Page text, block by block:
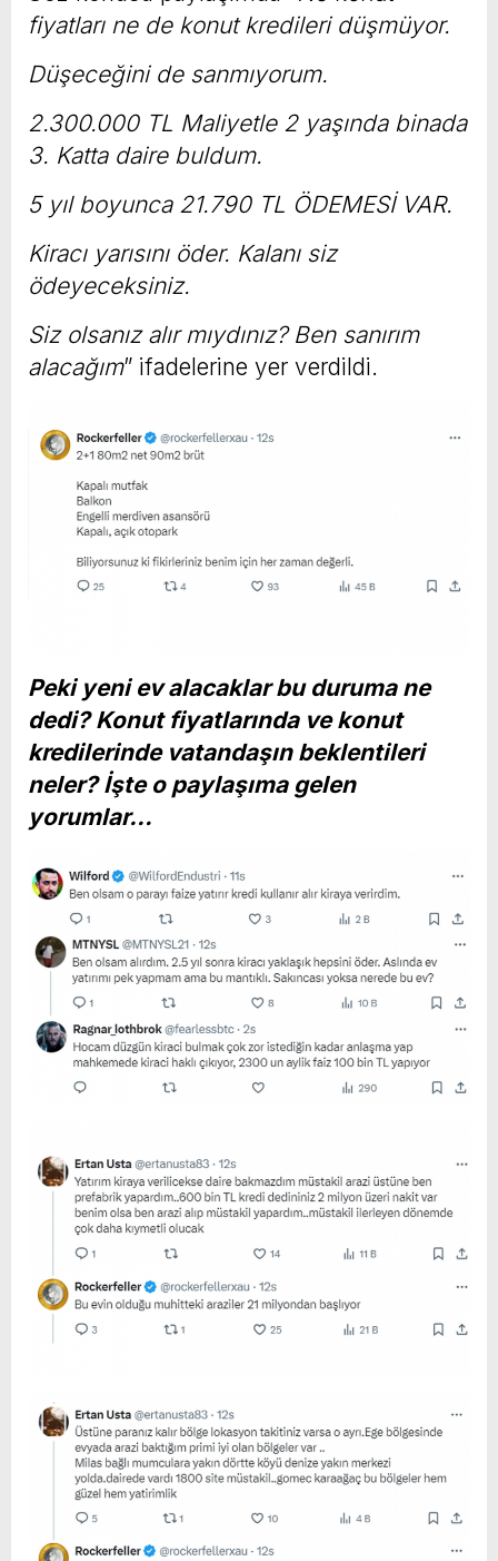
fiyatları ne de konut kredileri düşmüyor.
Düşeceğini de sanmıyorum.
2.300.000 TL Maliyetle 2 yaşında binada
3. Katta daire buldum.
5 yıl boyunca 21.790 TL ÖDEMESİ VAR.
Kiracı yarısını öder. Kalanı siz
ödeyeceksiniz.
Siz olsanız alır mıydınız? Ben sanırım
alacağım” ifadelerine yer verdildi.
Peki yeni ev alacaklar bu duruma ne
dedi? Konut fiyatlarında ve konut
kredilerinde vatandaşın beklentileri
neler? İşte o paylaşıma gelen
yorumlar…